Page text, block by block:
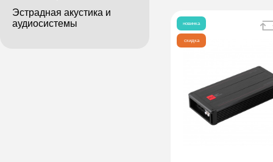
Эстрадная акустика и
аудиосистемы
новинка
скидка